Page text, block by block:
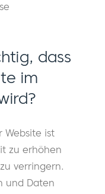
dass
im
Website ist
zu erhöhen
verringern.
und Daten